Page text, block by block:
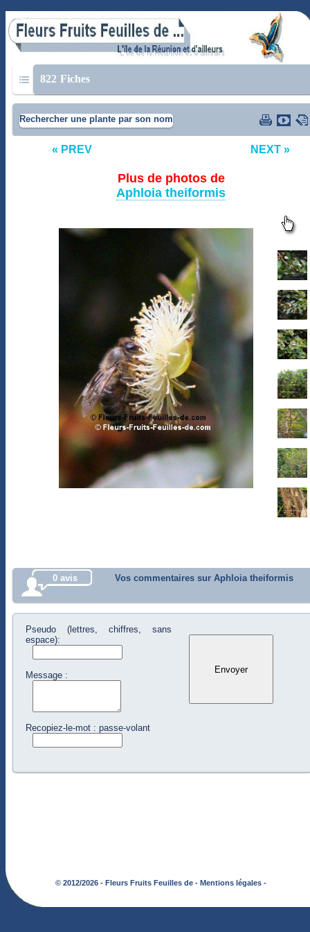
822 Fiches
Rechercher une plante par son nom
« PREV NEXT »
Plus de photos de
Aphloia theiformis
0 avis Vos commentaires sur Aphloia theiformis
Pseudo (lettres, chiffres, sans
espace):
Message :
Recopiez-le-mot : passe-volant
© 2012/2026 - Fleurs Fruits Feuilles de - Mentions légales -